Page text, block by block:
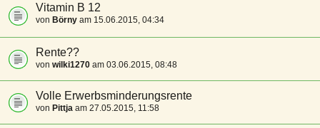
Vitamin B 12
von Börny am 15.06.2015, 04:34
Rente??
von wilki1270 am 03.06.2015, 08:48
Volle Erwerbsminderungsrente
von Pittja am 27.05.2015, 11:58